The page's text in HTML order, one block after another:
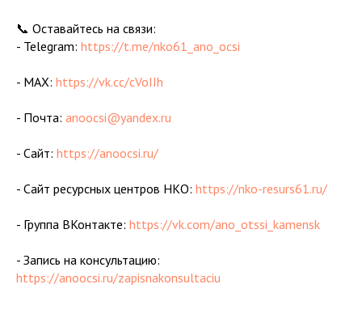
📞 Оставайтесь на связи:
- Telegram: https://t.me/nko61_ano_ocsi
- MAX: https://vk.cc/cVoIIh
- Почта: anoocsi@yandex.ru
- Сайт: https://anoocsi.ru/
- Сайт ресурсных центров НКО: https://nko-resurs61.ru/
- Группа ВКонтакте: https://vk.com/ano_otssi_kamensk
- Запись на консультацию:
https://anoocsi.ru/zapisnakonsultaciu